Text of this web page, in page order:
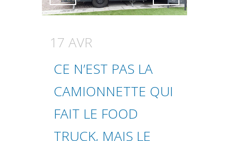
17 AVR
CE N’EST PAS LA
CAMIONNETTE QUI
FAIT LE FOOD
TRUCK, MAIS LE